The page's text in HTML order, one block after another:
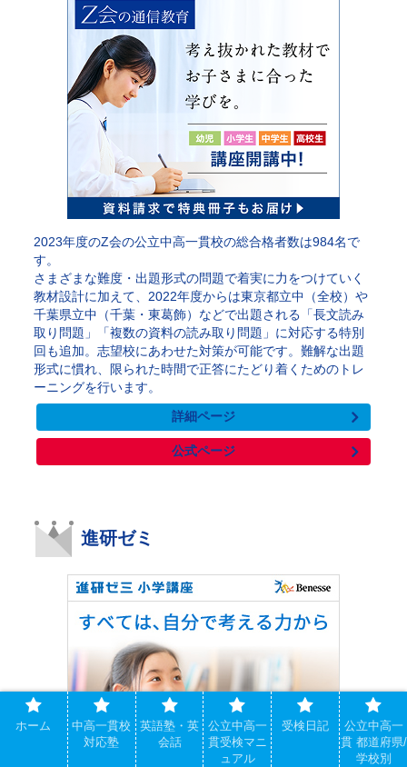
2023年度のZ会の公立中高一貫校の総合格者数は984名で
す。
さまざまな難度・出題形式の問題で着実に力をつけていく
教材設計に加えて、2022年度からは東京都立中（全校）や
千葉県立中（千葉・東葛飾）などで出題される「長文読み
取り問題」「複数の資料の読み取り問題」に対応する特別
回も追加。志望校にあわせた対策が可能です。難解な出題
形式に慣れ、限られた時間で正答にたどり着くためのトレ
ーニングを行います。
詳細ページ
公式ページ
進研ゼミ
ホーム
中高一貫校
対応塾
英語塾・英
会話
公立中高一
貫受検マニ
ュアル
受検日記
公立中高一
貫 都道府県/
学校別